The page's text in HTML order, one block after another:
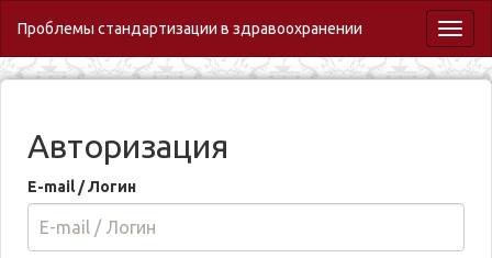
Проблемы стандартизации в здравоохранении
Авторизация
E-mail / Логин